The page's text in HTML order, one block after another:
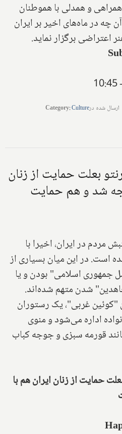
همراهی و همدلی با هموطنان
چه در ماه‌های اخیر بر ایران
اعتراضی برگزار نماید.
ارسال شده در Category:Culture
بعلت حمایت از زنان
شد و هم حمایت
مردم در ایران، اخیرا با
است. در این میان بسیاری از
جمهوری اسلامی" بودن و یا
شدن متهم شده‌اند.
"کوئین غربی"، یک رستوران
اداره می‌شود و منوی
قورمه سبزی و جوجه کباب
حمایت از زنان ایران هم با